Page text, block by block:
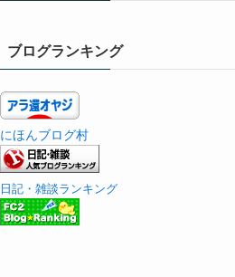
ブログランキング
にほんブログ村
日記・雑談ランキング